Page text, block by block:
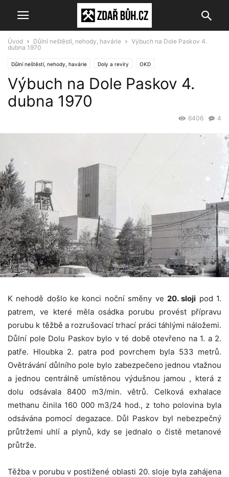
Úvod Důlní neštěstí, nehody, havárie
Výbuch na Dole Paskov 4.
dubna 1970
Důlní neštěstí, nehody, havárie Doly a revíry OKD
Výbuch na Dole Paskov 4.
dubna 1970
4
6406
K nehodě došlo ke konci noční směny ve 20. sloji pod 1.
patrem, ve které měla osádka porubu provést přípravu
porubu k těžbě a rozrušovací trhací práci táhlými náložemi.
Důlní pole Dolu Paskov bylo v té době otevřeno na 1. a 2.
patře. Hloubka 2. patra pod povrchem byla 533 metrů.
Ovětrávání důlního pole bylo zabezpečeno jednou vtažnou
a jednou centrálně umístěnou výdušnou jamou , která z
dolu odsávala 8400 m3/min. větrů. Celková exhalace
methanu činila 160 000 m3/24 hod., z toho polovina byla
odsávána pomocí degazace. Důl Paskov byl nebezpečný
průtržemi uhlí a plynů, kdy se jednalo o čistě metanové
průtrže.
Těžba v porubu v postižené oblasti 20. sloje byla zahájena